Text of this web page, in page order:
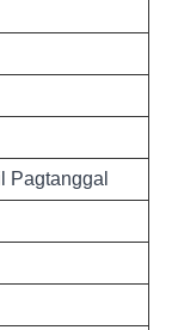
Pagtanggal